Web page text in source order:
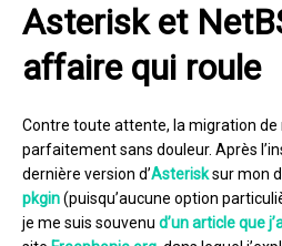
Asterisk et
affaire qui roule
Contre toute attente, la migration de
parfaitement sans douleur. Après
dernière version d’Asterisksur mon
pkgin(puisqu’aucune option
je me suis souvenu d’un article que